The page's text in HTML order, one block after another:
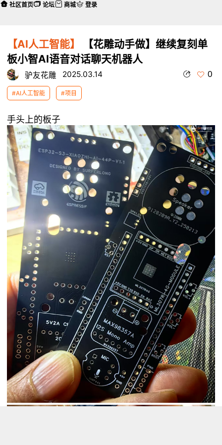
【AI人工智能】
【花雕动手做】继续复刻单
板小智AI语音对话聊天机器人
驴友花雕 2025.03.14 0
#AI人工智能 #项目
手头上的板子
社区首页 论坛 商城 登录